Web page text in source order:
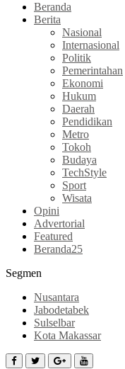
Beranda
Berita
Nasional
Internasional
Politik
Pemerintahan
Ekonomi
Hukum
Daerah
Pendidikan
Metro
Tokoh
Budaya
TechStyle
Sport
Wisata
Opini
Advertorial
Featured
Beranda25
Segmen
Nusantara
Jabodetabek
Sulselbar
Kota Makassar